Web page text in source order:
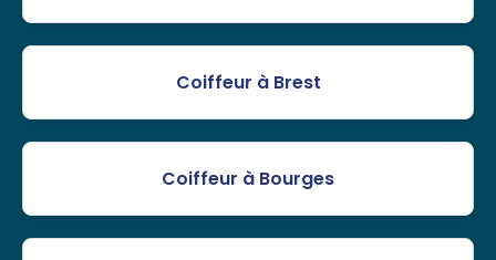
Coiffeur à Brest
Coiffeur à Bourges